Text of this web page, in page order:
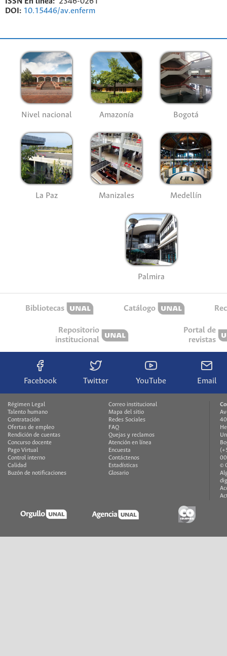
DOI: 10.15446/av.enferm
Nivel nacional Amazonía Bogotá
La Paz Manizales Medellín
Palmira
Bibliotecas Catálogo
Repositorio
institucional
Portal de
revistas
Facebook Twitter YouTube Email
Régimen Legal
Talento humano
Contratación
Ofertas de empleo
Rendición de cuentas
Concurso docente
Pago Virtual
Control interno
Calidad
Buzón de notificaciones
Correo institucional
Mapa del sitio
Redes Sociales
FAQ
Quejas y reclamos
Atención en línea
Encuesta
Contáctenos
Estadísticas
Glosario
©